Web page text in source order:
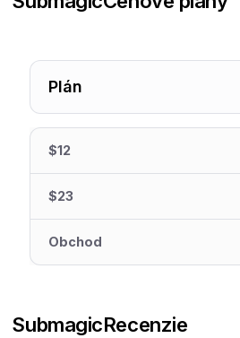
Plán
$12
$23
Obchod
SubmagicRecenzie